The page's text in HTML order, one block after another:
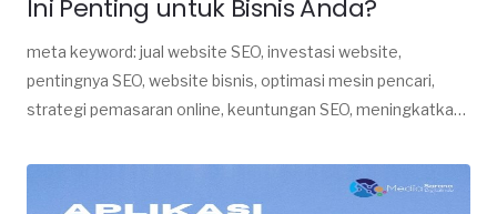
Ini Penting untuk Bisnis Anda?
meta keyword: jual website SEO, investasi website,
pentingnya SEO, website bisnis, optimasi mesin pencari,
strategi pemasaran online, keuntungan SEO, meningkatkan
pelanggan, peringkat pencarian, jasa pembuatan website,
pengembangan website, digital marketing, ROI website,